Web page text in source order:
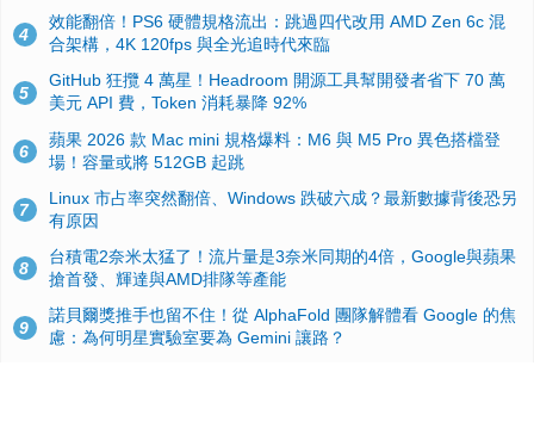
4
效能翻倍！PS6 硬體規格流出：跳過四代改用 AMD Zen 6c 混
合架構，4K 120fps 與全光追時代來臨
5
GitHub 狂攬 4 萬星！Headroom 開源工具幫開發者省下 70 萬
美元 API 費，Token 消耗暴降 92%
6
蘋果 2026 款 Mac mini 規格爆料：M6 與 M5 Pro 異色搭檔登
場！容量或將 512GB 起跳
7
Linux 市占率突然翻倍、Windows 跌破六成？最新數據背後恐另
有原因
8
台積電2奈米太猛了！流片量是3奈米同期的4倍，Google與蘋果
搶首發、輝達與AMD排隊等產能
9
諾貝爾獎推手也留不住！從 AlphaFold 團隊解體看 Google 的焦
慮：為何明星實驗室要為 Gemini 讓路？